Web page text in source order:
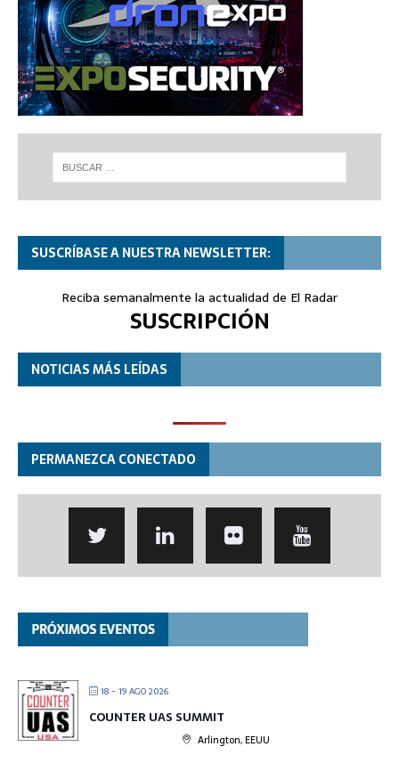
SUSCRÍBASE A NUESTRA NEWSLETTER:
Reciba semanalmente la actualidad de El Radar
SUSCRIPCIÓN
NOTICIAS MÁS LEÍDAS
PERMANEZCA CONECTADO
18 - 19 AGO 2026
COUNTER UAS SUMMIT
Arlington, EEUU